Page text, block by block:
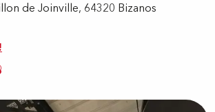
de Joinville, 64320 Bizanos
aux favoris